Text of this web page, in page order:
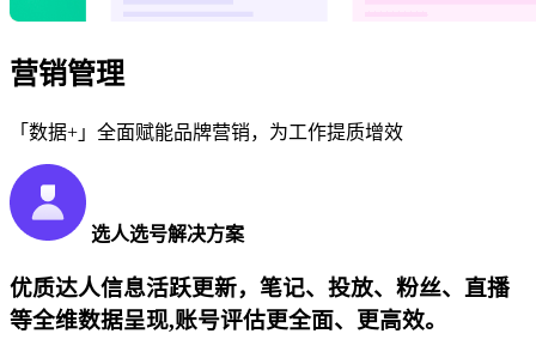
营销管理
「数据+」全面赋能品牌营销，为工作提质增效
选人选号解决方案
优质达人信息活跃更新，笔记、投放、粉丝、直播
等全维数据呈现,账号评估更全面、更高效。